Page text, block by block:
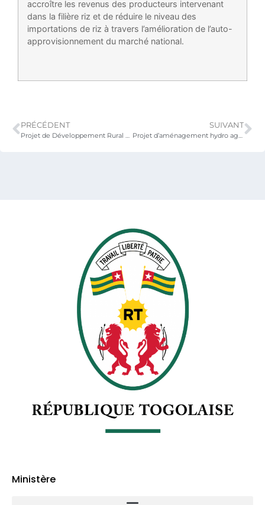
accroître les revenus des producteurs intervenant
dans la filière riz et de réduire le niveau des
importations de riz à travers l’amélioration de l’auto-
approvisionnement du marché national.
PRÉCÉDENT SUIVANT
Ministère